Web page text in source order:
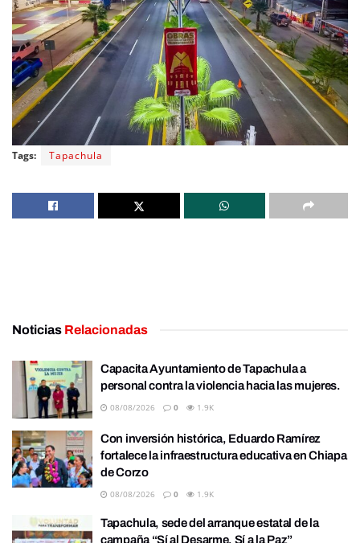
Tags: Tapachula
Noticias Relacionadas
Capacita Ayuntamiento de Tapachula a
personal contra la violencia hacia las mujeres.
08/08/2026 0 1.9K
Con inversión histórica, Eduardo Ramírez
fortalece la infraestructura educativa en Chiapa
de Corzo
08/08/2026 0 1.9K
Tapachula, sede del arranque estatal de la
campaña “Sí al Desarme, Sí a la Paz”